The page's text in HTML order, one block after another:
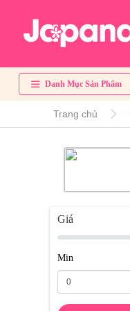
Danh Mục Sản Phẩm
Trang chủ
Giá
Min